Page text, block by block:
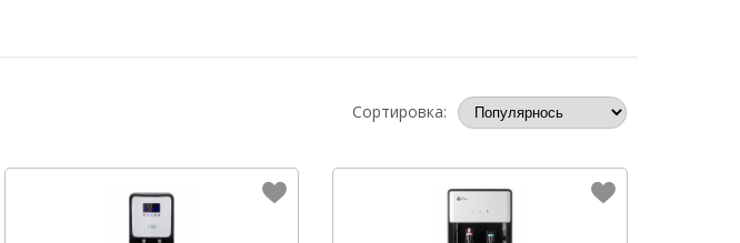
Сортировка: